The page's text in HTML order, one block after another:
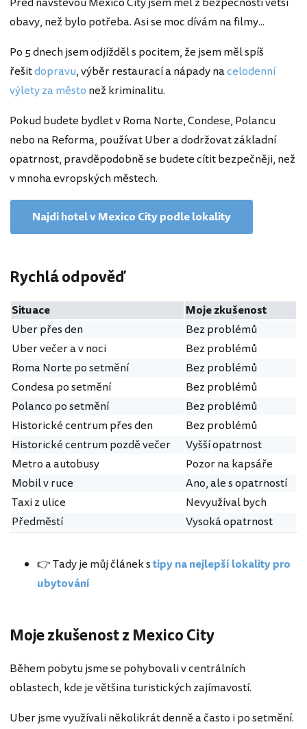
obavy, než bylo potřeba. Asi se moc dívám na filmy...
Po 5 dnech jsem odjížděl s pocitem, že jsem měl spíš
řešitdopravu, výběr restaurací a nápady nacelodenní
výlety za město než kriminalitu.
Pokud budete bydlet v Roma Norte, Condese, Polancu
nebo na Reforma, používat Uber a dodržovat základní
opatrnost, pravděpodobně se budete cítit bezpečněji, než
v mnoha evropských městech.
Najdi hotel v Mexico City podle lokality
Rychlá odpověď
Situace
Moje zkušenost
Uber přes den
Bez problémů
Uber večer a v noci
Bez problémů
Roma Norte po setmění
Bez problémů
Condesa po setmění
Bez problémů
Polanco po setmění
Bez problémů
Historické centrum přes den
Bez problémů
Historické centrum pozdě večer
Vyšší opatrnost
Metro a autobusy
Pozor na kapsáře
Mobil v ruce
Ano, ale s opatrností
Taxi z ulice
Nevyužíval bych
Předměstí
Vysoká opatrnost
👉 Tady je můj článek stipy na nejlepší lokality pro
ubytování
Moje zkušenost z Mexico City
Během pobytu jsme se pohybovali v centrálních
oblastech, kde je většina turistických zajímavostí.
Uber jsme využívali několikrát denně a často i po setmění.